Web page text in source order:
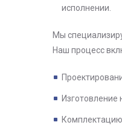
исполнении.
Мы
Наш процесс